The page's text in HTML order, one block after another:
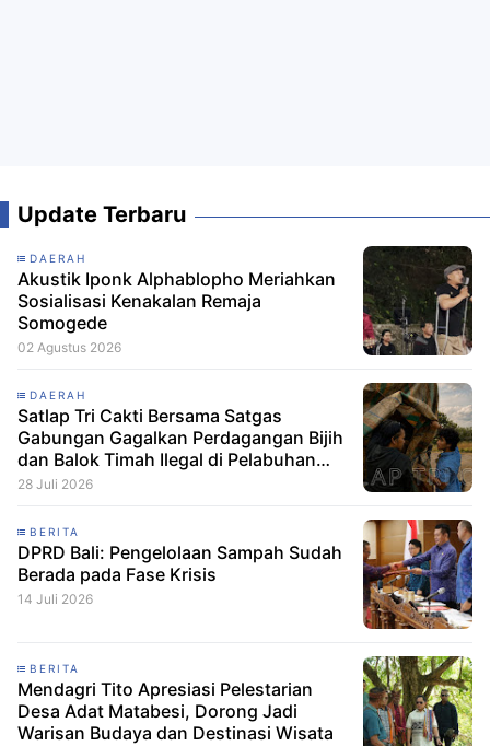
Update Terbaru
DAERAH
Akustik Iponk Alphablopho Meriahkan
Sosialisasi Kenakalan Remaja
Somogede
02 Agustus 2026
DAERAH
Satlap Tri Cakti Bersama Satgas
Gabungan Gagalkan Perdagangan Bijih
dan Balok Timah Ilegal di Pelabuhan
Pelindo Belitung
28 Juli 2026
BERITA
DPRD Bali: Pengelolaan Sampah Sudah
Berada pada Fase Krisis
14 Juli 2026
BERITA
Mendagri Tito Apresiasi Pelestarian
Desa Adat Matabesi, Dorong Jadi
Warisan Budaya dan Destinasi Wisata